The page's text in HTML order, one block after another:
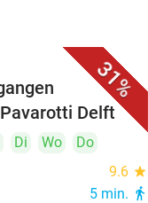
31%
Delft
Di Wo
Do
9.6 star
5 min. directions_walk